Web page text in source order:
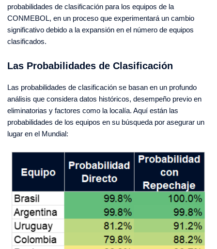
probabilidades de clasificación para los equipos de la
CONMEBOL, en un proceso que experimentará un cambio
significativo debido a la expansión en el número de equipos
clasificados.
Las Probabilidades de Clasificación
Las probabilidades de clasificación se basan en un profundo
análisis que considera datos históricos, desempeño previo en
eliminatorias y factores como la localía. Aquí están las
probabilidades de los equipos en su búsqueda por asegurar un
lugar en el Mundial: